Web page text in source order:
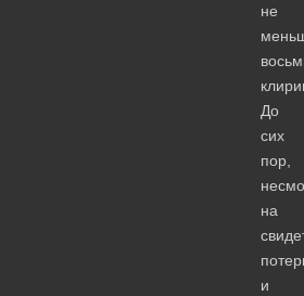
не
До
сих
пор,
на
и